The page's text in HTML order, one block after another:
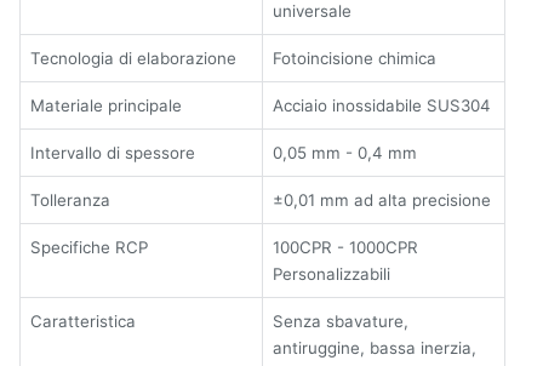
universale
Tecnologia di elaborazione Fotoincisione chimica
Materiale principale Acciaio inossidabile SUS304
Intervallo di spessore 0,05 mm - 0,4 mm
Tolleranza ±0,01 mm ad alta precisione
Specifiche RCP
100CPR - 1000CPR
Personalizzabili
Caratteristica
Senza sbavature,
antiruggine, bassa inerzia,